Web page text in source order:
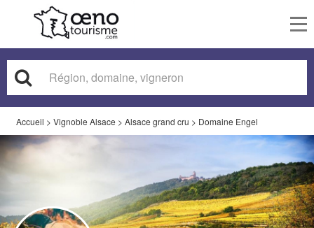
Accueil > Vignoble Alsace > Alsace grand cru > Domaine Engel